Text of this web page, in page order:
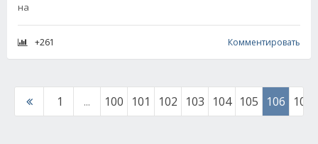
на
+261 Комментировать
1 ... 100 101 102 103 104 105 106 107